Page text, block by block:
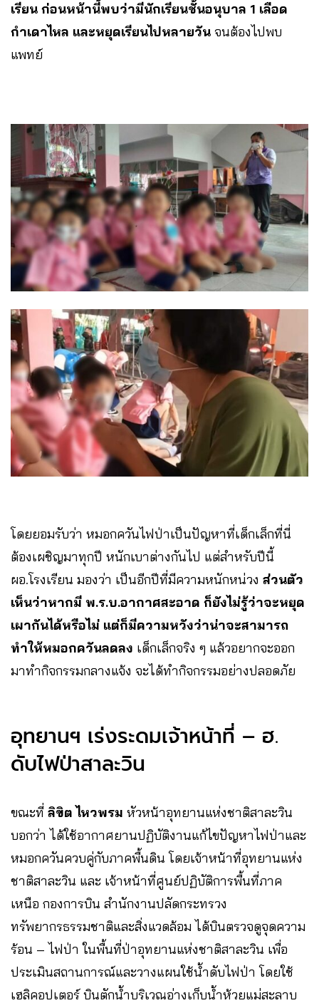
เรียน​ ก่อนหน้านี้พบว่ามีนักเรียนชั้นอนุบาล 1 เลือด
กำเดาไหล และหยุดเรียนไปหลายวัน จนต้องไปพบ
แพทย์ ​
โดยยอมรับว่า หมอกควันไฟป่า​เป็นปัญหาที่เด็กเล็กที่นี่​
ต้องเผชิญมาทุกปี​ หนักเบาต่างกันไป​ แต่สำหรับปีนี้
ผอ.โรงเรียน มองว่า เป็นอีกปีที่มีความหนักหน่วง​ ส่วนตัว
เห็นว่าหาก​มี พ.ร.บ.อากาศสะอาด​ ก็ยังไม่รู้ว่าจะหยุด
เผากันได้หรือไม่​ แต่ก็มีความหวังว่า​น่าจะสามารถ
ทำให้หมอกควันลดลง เด็กเล็กจริง ๆ แล้วอยากจะออก
มาทำกิจกรรมกลางแจ้ง จะได้ทำกิจกรรมอย่างปลอดภัย
อุทยานฯ เร่งระดมเจ้าหน้าที่ – ฮ.
ดับไฟป่าสาละวิน
ขณะที่ ลิขิต ไหวพรม หัวหน้าอุทยานแห่งชาติสาละวิน
บอกว่า ได้ใช้อากาศยานปฏิบัติงานแก้ไขปัญหาไฟป่าและ
หมอกควันควบคู่กับภาคพื้นดิน โดยเจ้าหน้าที่อุทยานแห่ง
ชาติสาละวิน และ เจ้าหน้าที่ศูนย์ปฏิบัติการพื้นที่ภาค
เหนือ กองการบิน สำนักงานปลัดกระทรวง
ทรัพยากรธรรมชาติและสิ่งแวดล้อม ได้บินตรวจดูจุดความ
ร้อน – ไฟป่า ในพื้นที่ป่าอุทยานแห่งชาติสาละวิน เพื่อ
ประเมินสถานการณ์และวางแผนใช้น้ำดับไฟป่า โดยใช้
เฮลิคอปเตอร์ บินตักน้ำบริเวณอ่างเก็บน้ำห้วยแม่สะลาบ